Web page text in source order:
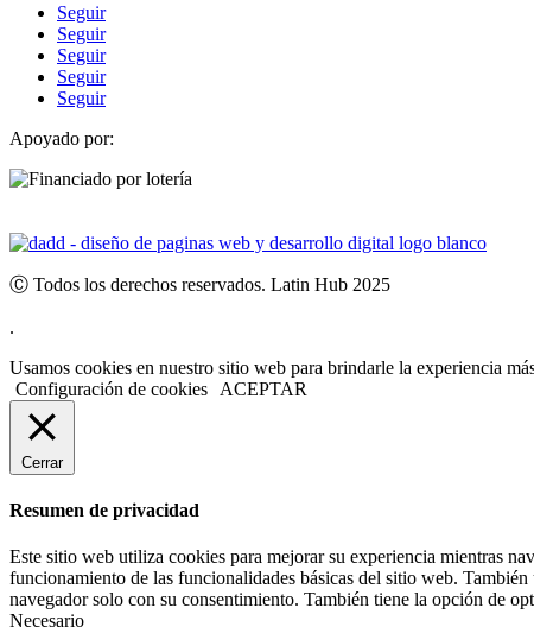
Seguir
Seguir
Seguir
Seguir
Seguir
Apoyado por:
Ⓒ Todos los derechos reservados. Latin Hub 2025
.
Usamos cookies en nuestro sitio web para brindarle la experiencia
Configuración de cookies
ACEPTAR
Cerrar
Resumen de privacidad
Este sitio web utiliza cookies para mejorar su experiencia mientras
funcionamiento de las funcionalidades básicas del sitio web.
navegador solo con su consentimiento. También tiene la opción de
Necesario